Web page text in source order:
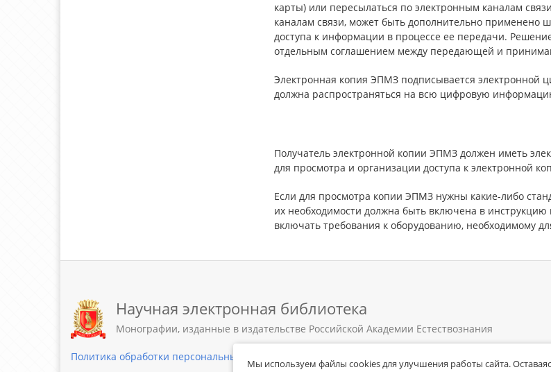
карты) или пересылаться по электронным каналам
каналам связи, может быть дополнительно применено
доступа к информации в процессе ее передачи.
отдельным соглашением между передающей и
Электронная копия ЭПМЗ подписывается
должна распространяться на всю цифровую
Получатель электронной копии ЭПМЗ должен иметь
для просмотра и организации доступа к электронной
Если для просмотра копии ЭПМЗ нужны какие-либо
их необходимости должна быть включена в
включать требования к оборудованию, необходимому
Научная электронная библиотека
Монографии, изданные в издательстве Российской Академии Естествознания
Политика обработки персональных данных
Мы используем файлы cookies для улучшения работы сайта.